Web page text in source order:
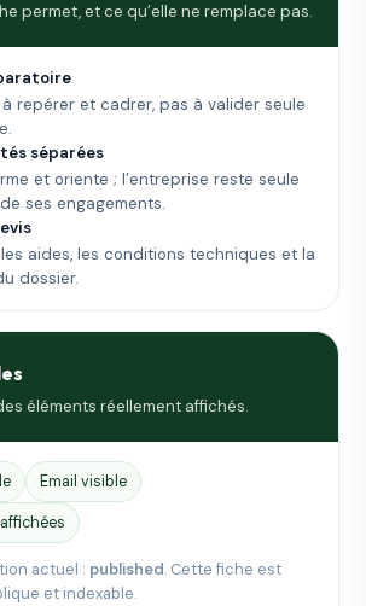
permet, et ce qu’elle ne remplace pas.
repérer et cadrer, pas à valider seule
séparées
et oriente ; l’entreprise reste seule
ses engagements.
les aides, les conditions techniques et la
dossier.
éléments réellement affichés.
Email visible
actuel : published. Cette fiche est
et indexable.